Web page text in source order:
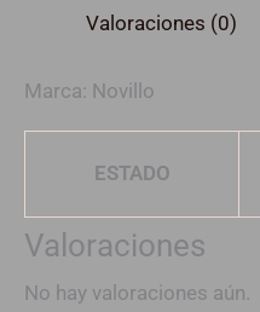
Valoraciones (0)
Marca: Novillo
ESTADO
Valoraciones
No hay valoraciones aún.